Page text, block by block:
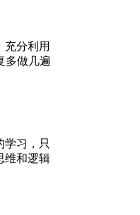
充分利用
多做几遍
学习，只
维和逻辑